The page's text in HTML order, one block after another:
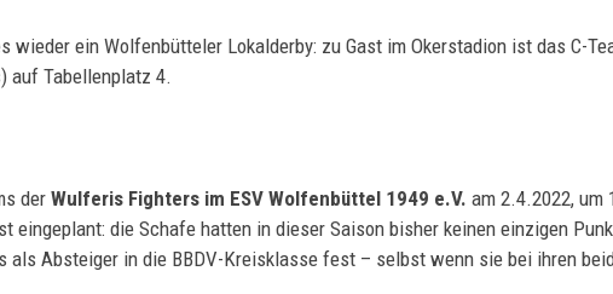
wieder ein Wolfenbütteler Lokalderby: zu Gast im Okerstadion ist das C-
auf Tabellenplatz 4.
derWulferis Fighters im ESV Wolfenbüttel 1949 e.V. am 2.4.2022, um
eingeplant: die Schafe hatten in dieser Saison bisher keinen einzigen
als Absteiger in die BBDV-Kreisklasse fest – selbst wenn sie bei ihren